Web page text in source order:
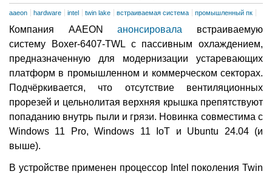
aaeon hardware intel twin lake встраиваемая система промышленный пк
Компания AAEONанонсировала встраиваемую
систему Boxer-6407-TWL с пассивным охлаждением,
предназначенную для модернизации устаревающих
платформ в промышленном и коммерческом секторах.
Подчёркивается, что отсутствие вентиляционных
прорезей и цельнолитая верхняя крышка препятствуют
попаданию внутрь пыли и грязи. Новинка совместима с
Windows 11 Pro, Windows 11 IoT и Ubuntu 24.04 (и
выше).
В устройстве применен процессор Intel поколения Twin